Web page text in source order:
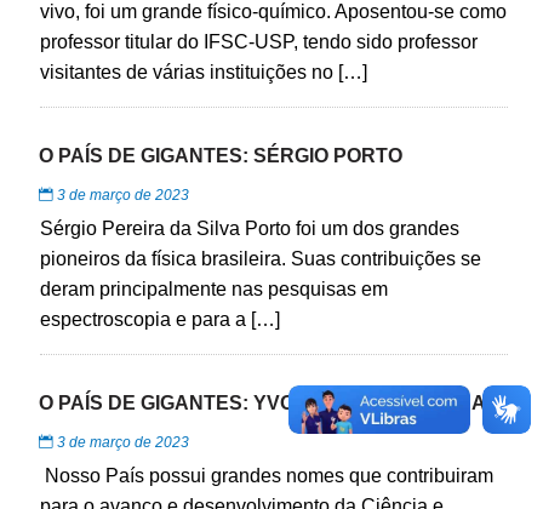
vivo, foi um grande físico-químico. Aposentou-se como
professor titular do IFSC-USP, tendo sido professor
visitantes de várias instituições no […]
O PAÍS DE GIGANTES: SÉRGIO PORTO
3 de março de 2023
Sérgio Pereira da Silva Porto foi um dos grandes
pioneiros da física brasileira. Suas contribuições se
deram principalmente nas pesquisas em
espectroscopia e para a […]
O PAÍS DE GIGANTES: YVONNE MASCARENHAS
3 de março de 2023
Nosso País possui grandes nomes que contribuiram